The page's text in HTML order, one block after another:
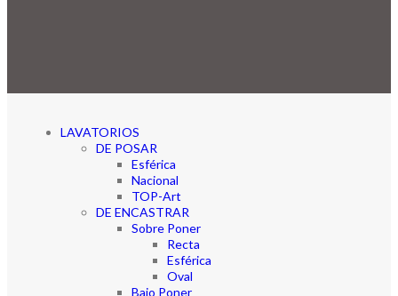
LAVATORIOS
DE POSAR
Esférica
Nacional
TOP-Art
DE ENCASTRAR
Sobre Poner
Recta
Esférica
Oval
Bajo Poner